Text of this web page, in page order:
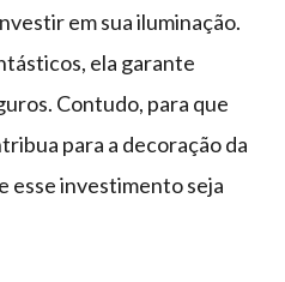
em sua iluminação.
ela garante
Contudo, para que
para a decoração da
esse investimento seja